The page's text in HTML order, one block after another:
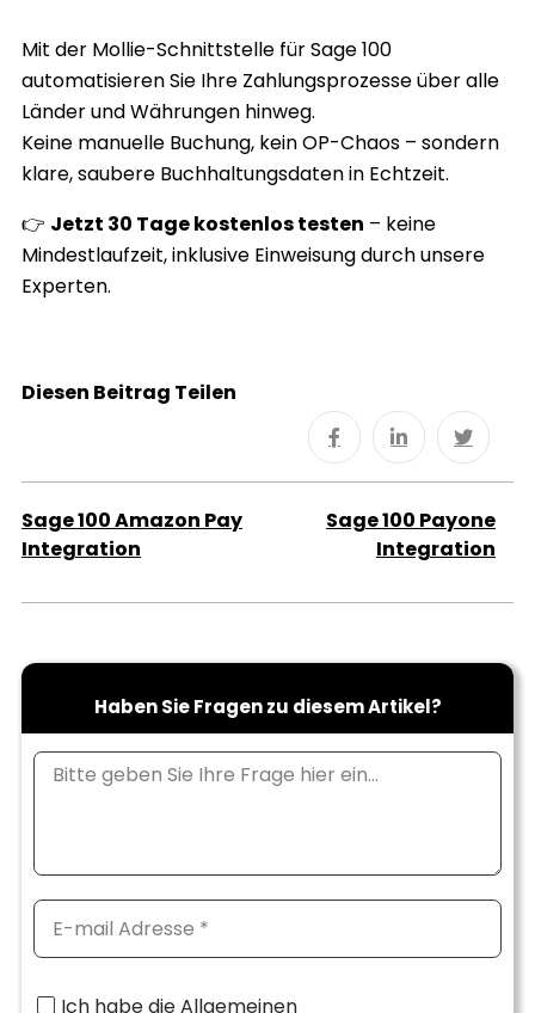
Mit der Mollie-Schnittstelle für Sage 100
automatisieren Sie Ihre Zahlungsprozesse über alle
Länder und Währungen hinweg.
Keine manuelle Buchung, kein OP-Chaos – sondern
klare, saubere Buchhaltungsdaten in Echtzeit.
👉 Jetzt 30 Tage kostenlos testen – keine
Mindestlaufzeit, inklusive Einweisung durch unsere
Experten.
Diesen Beitrag Teilen
Sage 100 Amazon Pay
Integration
Sage 100 Payone
Integration
Haben Sie Fragen zu diesem Artikel?
Ich habe die Allgemeinen